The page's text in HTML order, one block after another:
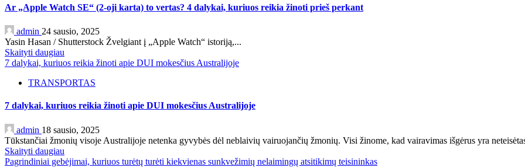
Ar „Apple Watch SE“ (2-oji karta) to vertas? 4 dalykai, kuriuos reikia žinoti prieš perkant
admin 24 sausio, 2025
Yasin Hasan / Shutterstock Žvelgiant į „Apple Watch“ istoriją,...
Skaityti daugiau
7 dalykai, kuriuos reikia žinoti apie DUI mokesčius Australijoje
TRANSPORTAS
7 dalykai, kuriuos reikia žinoti apie DUI mokesčius Australijoje
admin 18 sausio, 2025
Tūkstančiai žmonių visoje Australijoje netenka gyvybės dėl neblaivių vairuojančių žmonių. Visi žinome, kad vairavimas išgėrus yra
Skaityti daugiau
Pagrindiniai gebėjimai, kuriuos turėtų turėti kiekvienas sunkvežimių nelaimingų atsitikimų teisininkas